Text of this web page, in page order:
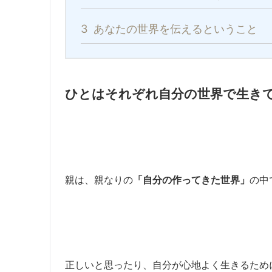
3 あなたの世界を伝えるということ
ひとはそれぞれ自分の世界で生き
親は、親なりの 「自分の作ってきた世界」 の中
正しいと思ったり、自分が心地よく生きるため